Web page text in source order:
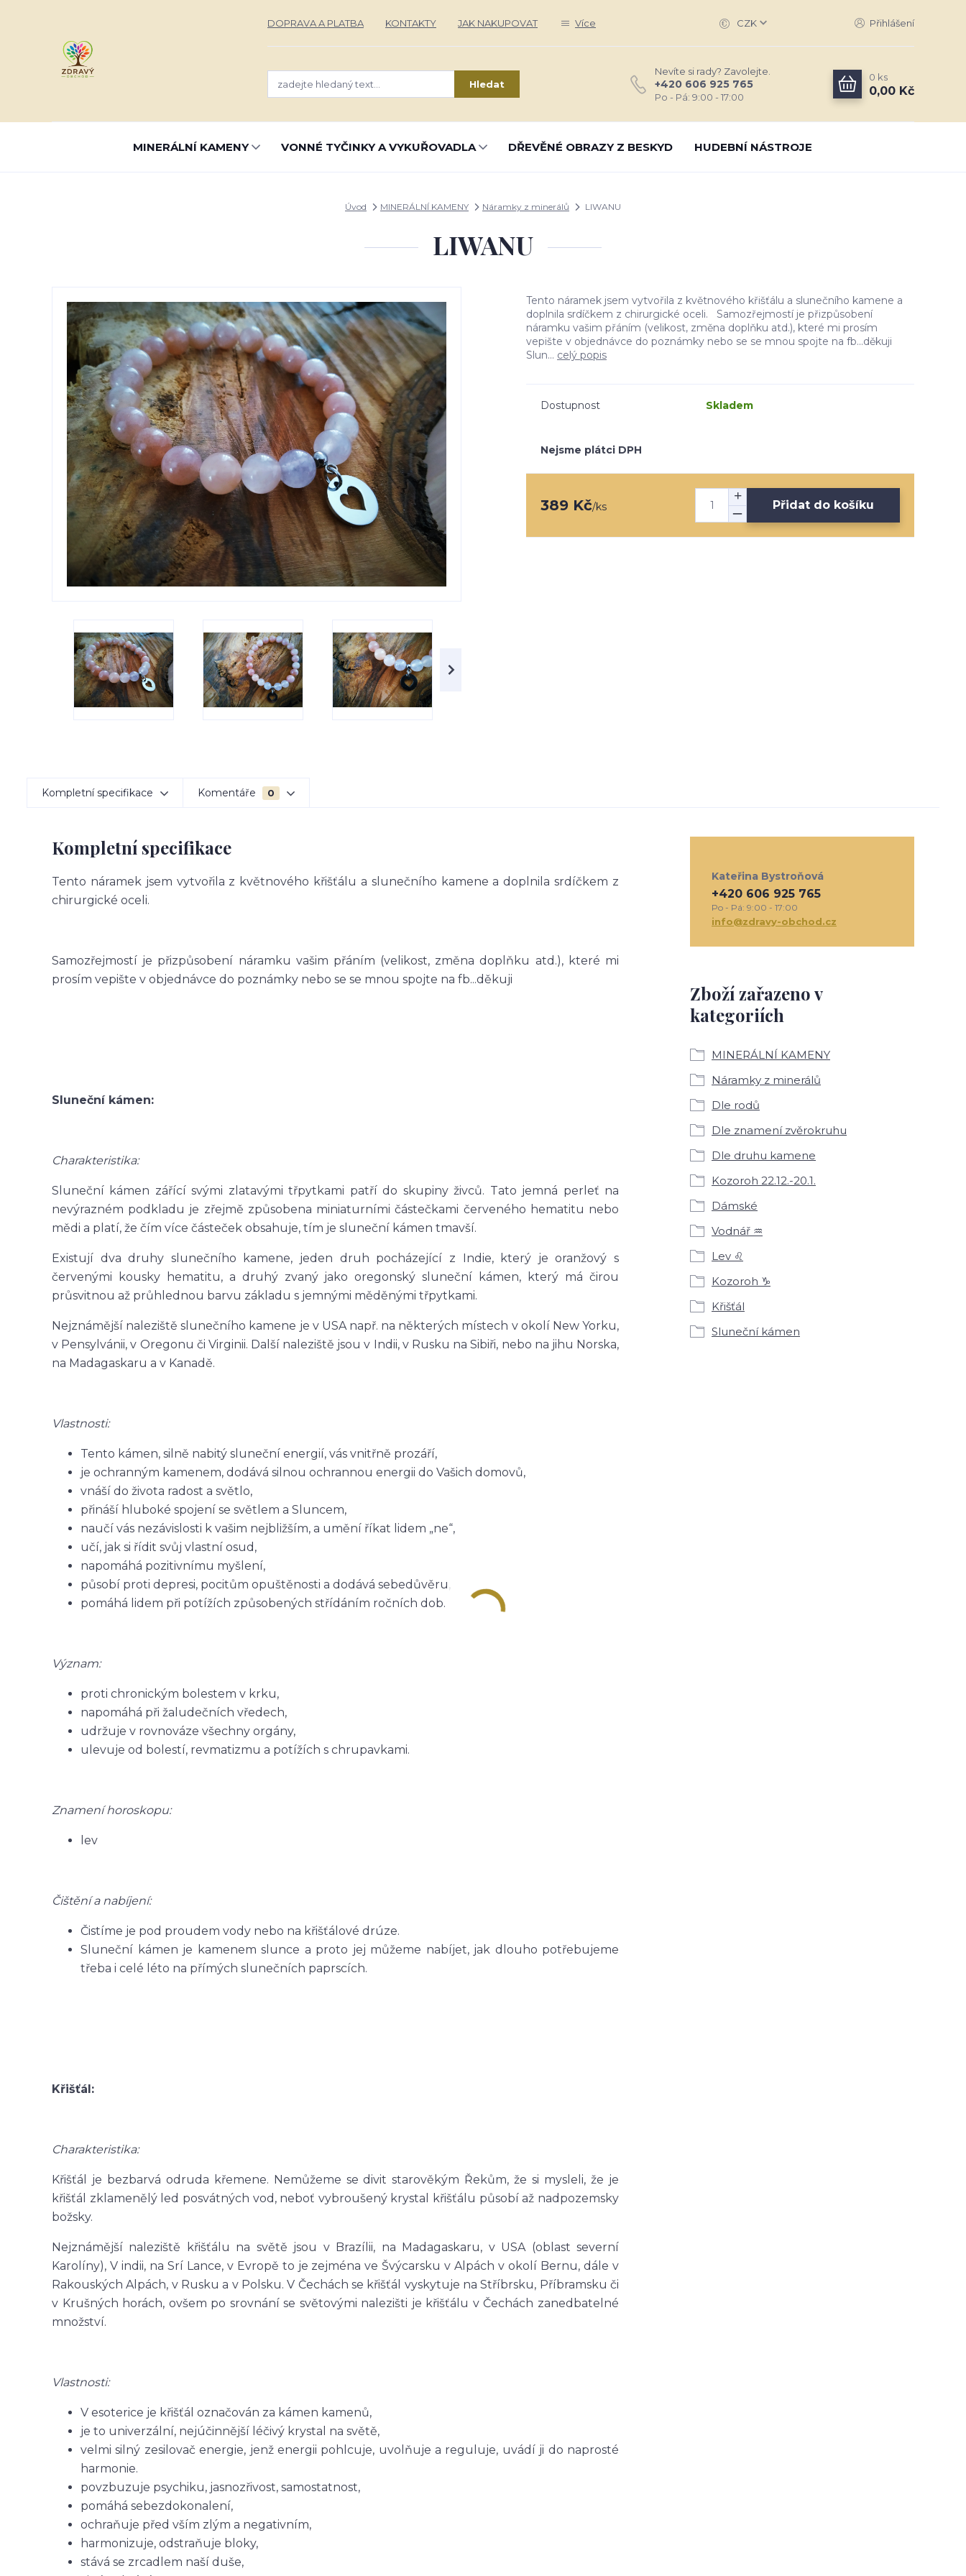
DOPRAVA A PLATBA KONTAKTY JAK NAKUPOVAT Více CZK Přihlášení
Hledat
Nevíte si rady? Zavolejte.
+420 606 925 765
Po - Pá: 9:00 - 17:00
0 ks
0,00 Kč
MINERÁLNÍ KAMENY VONNÉ TYČINKY A VYKUŘOVADLA DŘEVĚNÉ OBRAZY Z BESKYD HUDEBNÍ NÁSTROJE
Úvod MINERÁLNÍ KAMENY Náramky z minerálů LIWANU
LIWANU
Tento náramek jsem vytvořila z květnového křišťálu a slunečního kamene a
doplnila srdíčkem z chirurgické oceli. Samozřejmostí je přizpůsobení
náramku vašim přáním (velikost, změna doplňku atd.), které mi prosím
vepište v objednávce do poznámky nebo se se mnou spojte na fb...děkuji
Slun... celý popis
Dostupnost Skladem
Nejsme plátci DPH
389 Kč/ks Přidat do košíku
Kompletní specifikace Komentáře 0
Kompletní specifikace
Tento náramek jsem vytvořila z květnového křišťálu a slunečního kamene a doplnila srdíčkem z
chirurgické oceli.
Samozřejmostí je přizpůsobení náramku vašim přáním (velikost, změna doplňku atd.), které mi
prosím vepište v objednávce do poznámky nebo se se mnou spojte na fb...děkuji
Sluneční kámen:
Charakteristika:
Sluneční kámen zářící svými zlatavými třpytkami patří do skupiny živců. Tato jemná perleť na
nevýrazném podkladu je zřejmě způsobena miniaturními částečkami červeného hematitu nebo
mědi a platí, že čím více částeček obsahuje, tím je sluneční kámen tmavší.
Existují dva druhy slunečního kamene, jeden druh pocházející z Indie, který je oranžový s
červenými kousky hematitu, a druhý zvaný jako oregonský sluneční kámen, který má čirou
průsvitnou až průhlednou barvu základu s jemnými měděnými třpytkami.
Nejznámější naleziště slunečního kamene je v USA např. na některých místech v okolí New Yorku,
v Pensylvánii, v Oregonu či Virginii. Další naleziště jsou v Indii, v Rusku na Sibiři, nebo na jihu Norska,
na Madagaskaru a v Kanadě.
Vlastnosti:
Tento kámen, silně nabitý sluneční energií, vás vnitřně prozáří,
je ochranným kamenem, dodává silnou ochrannou energii do Vašich domovů,
vnáší do života radost a světlo,
přináší hluboké spojení se světlem a Sluncem,
naučí vás nezávislosti k vašim nejbližším, a umění říkat lidem „ne“,
učí, jak si řídit svůj vlastní osud,
napomáhá pozitivnímu myšlení,
působí proti depresi, pocitům opuštěnosti a dodává sebedůvěru,
pomáhá lidem při potížích způsobených střídáním ročních dob.
Význam:
proti chronickým bolestem v krku,
napomáhá při žaludečních vředech,
udržuje v rovnováze všechny orgány,
ulevuje od bolestí, revmatizmu a potížích s chrupavkami.
Znamení horoskopu:
lev
Čištění a nabíjení:
Čistíme je pod proudem vody nebo na křišťálové drúze.
Sluneční kámen je kamenem slunce a proto jej můžeme nabíjet, jak dlouho potřebujeme
třeba i celé léto na přímých slunečních paprscích.
Křišťál:
Charakteristika:
Křišťál je bezbarvá odruda křemene. Nemůžeme se divit starověkým Řekům, že si mysleli, že je
křišťál zklamenělý led posvátných vod, neboť vybroušený krystal křišťálu působí až nadpozemsky
božsky.
Nejznámější naleziště křišťálu na světě jsou v Brazílii, na Madagaskaru, v USA (oblast severní
Karolíny), V indii, na Srí Lance, v Evropě to je zejména ve Švýcarsku v Alpách v okolí Bernu, dále v
Rakouských Alpách, v Rusku a v Polsku. V Čechách se křišťál vyskytuje na Stříbrsku, Příbramsku či
v Krušných horách, ovšem po srovnání se světovými nalezišti je křišťálu v Čechách zanedbatelné
množství.
Vlastnosti:
V esoterice je křišťál označován za kámen kamenů,
je to univerzální, nejúčinnější léčivý krystal na světě,
velmi silný zesilovač energie, jenž energii pohlcuje, uvolňuje a reguluje, uvádí ji do naprosté
harmonie.
povzbuzuje psychiku, jasnozřivost, samostatnost,
pomáhá sebezdokonalení,
ochraňuje před vším zlým a negativním,
harmonizuje, odstraňuje bloky,
stává se zrcadlem naší duše,
Zboží zařazeno v
kategoriích
MINERÁLNÍ KAMENY
Náramky z minerálů
Dle rodů
Dle znamení zvěrokruhu
Dle druhu kamene
Kozoroh 22.12.-20.1.
Dámské
Vodnář ♒
Lev ♌
Kozoroh ♑
Křišťál
Sluneční kámen
Kateřina Bystroňová
+420 606 925 765
Po - Pá: 9:00 - 17:00
info@zdravy-obchod.cz